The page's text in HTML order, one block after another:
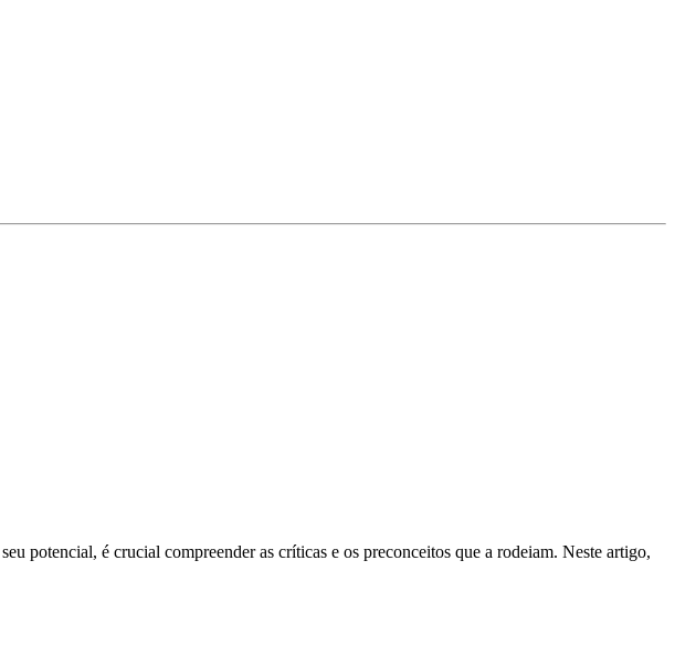
potencial, é crucial compreender as críticas e os preconceitos que a rodeiam. Neste artigo,